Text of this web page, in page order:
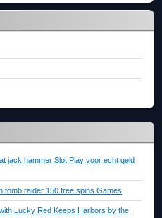
jack hammer Slot Play voor echt geld
tomb raider 150 free spins Games
Lucky Red Keeps Harbors by the